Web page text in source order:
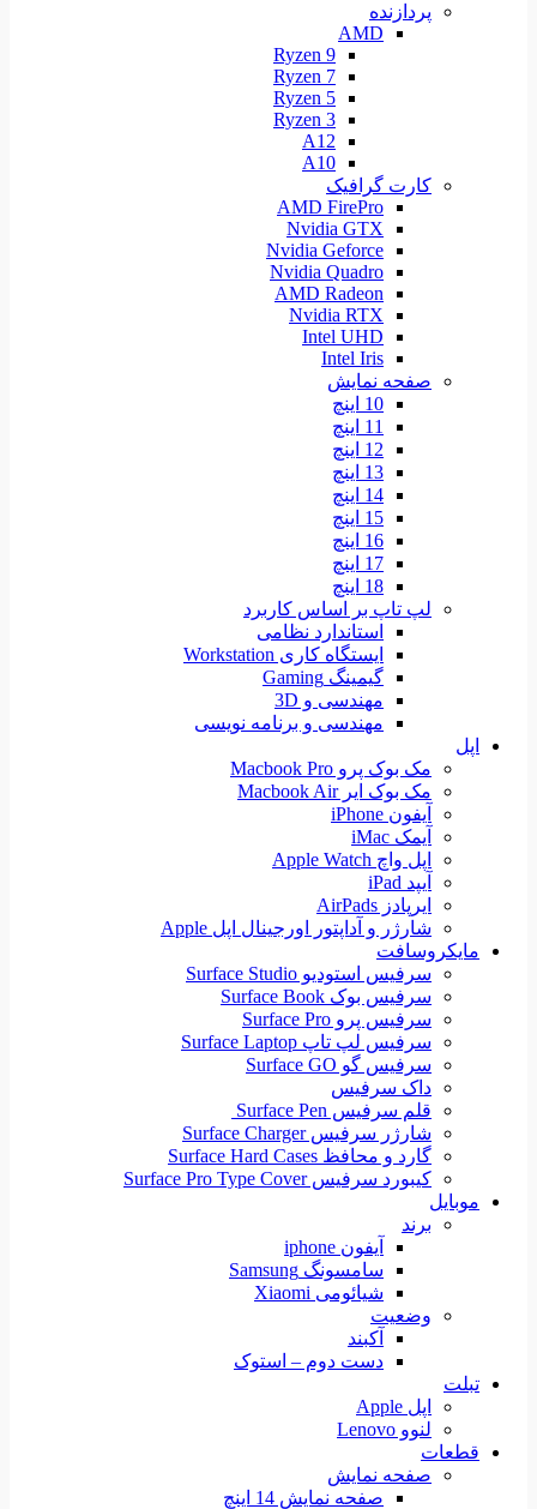
پردازنده
AMD
Ryzen 9
Ryzen 7
Ryzen 5
Ryzen 3
A12
A10
کارت گرافیک
AMD FirePro
Nvidia GTX
Nvidia Geforce
Nvidia Quadro
AMD Radeon
Nvidia RTX
Intel UHD
Intel Iris
صفحه نمایش
10 اینچ
11 اینچ
12 اینچ
13 اینچ
14 اینچ
15 اینچ
16 اینچ
17 اینچ
18 اینچ
لپ تاپ بر اساس کاربرد
استاندارد نظامی
ایستگاه کاری Workstation
گیمینگ Gaming
مهندسی و 3D
مهندسی و برنامه نویسی
اپل
مک بوک پرو Macbook Pro
مک بوک ایر Macbook Air
آیفون iPhone
آیمک iMac
اپل واچ Apple Watch
آیپد iPad
ایرپادز AirPads
شارژر و آداپتور اورجینال اپل Apple
مایکروسافت
سرفیس استودیو Surface Studio
سرفیس بوک Surface Book
سرفیس پرو Surface Pro
سرفیس لپ تاپ Surface Laptop
سرفیس گو Surface GO
داک سرفیس
قلم سرفیس Surface Pen
شارژر سرفیس Surface Charger
گارد و محافظ Surface Hard Cases
کیبورد سرفیس Surface Pro Type Cover
موبایل
برند
آیفون iphone
سامسونگ Samsung
شیائومی Xiaomi
وضعیت
آکبند
دست دوم – استوک
تبلت
اپل Apple
لنوو Lenovo
قطعات
صفحه نمایش
صفحه نمایش 14 اینچ